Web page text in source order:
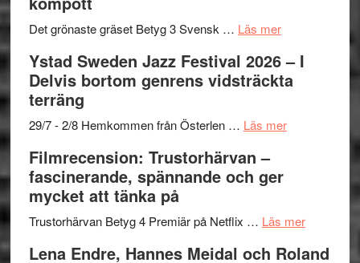
Frankenshtey
med
Fox
och
Scully
åretsFilmstadens
stipendium
Det grönaste gräset Betyg 3 Svensk … Läs merom
Filmrecension:
Det
grönaste
–
och
lättsam
Ystad Sweden Jazz Festival 2026 – I
Delvis bortom genrens vidsträckta
terräng
29/7 - 2/8 Hemkommen från Österlen … Läs merom
2026
I
Filmrecension: Trustorhärvan –
fascinerande, spännande och ger
mycket att tänka på
Trustorhärvan Betyg 4 Premiär på Netflix … Läs merom
Lena Endre, Hannes Meidal och Roland